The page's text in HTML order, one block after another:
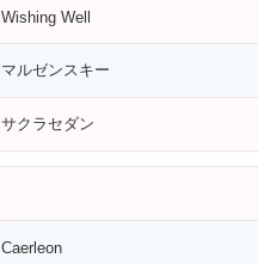
Wishing Well
マルゼンスキー
サクラセダン
Caerleon